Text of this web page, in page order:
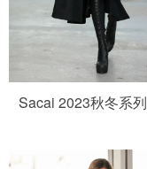
Sacai 2023秋冬系列